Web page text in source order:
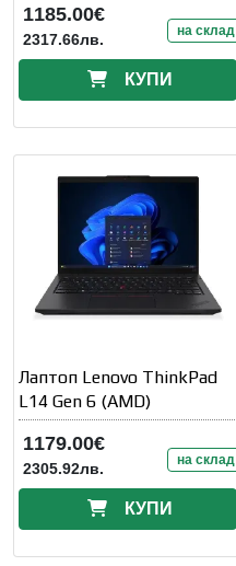
1185.00€
2317.66лв. на склад
КУПИ
Лаптоп Lenovo ThinkPad
L14 Gen 6 (AMD)
1179.00€
2305.92лв. на склад
КУПИ